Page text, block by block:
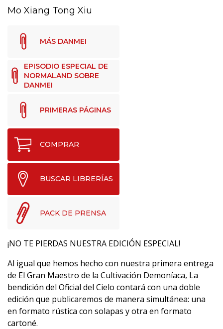
Mo Xiang Tong Xiu
MÁS DANMEI
EPISODIO ESPECIAL DE
NORMALAND SOBRE
DANMEI
PRIMERAS PÁGINAS
COMPRAR
BUSCAR LIBRERÍAS
PACK DE PRENSA
¡NO TE PIERDAS NUESTRA EDICIÓN ESPECIAL!
Al igual que hemos hecho con nuestra primera entrega
de El Gran Maestro de la Cultivación Demoníaca, La
bendición del Oficial del Cielo contará con una doble
edición que publicaremos de manera simultánea: una
en formato rústica con solapas y otra en formato
cartoné.